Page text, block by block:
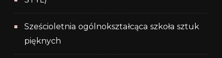
Sześcioletnia ogólnokształcąca szkoła sztuk
pięknych